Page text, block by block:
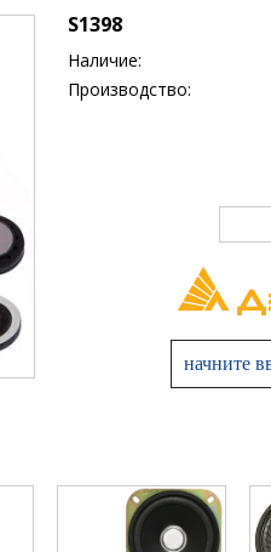
S1398
Наличие:
Производство: